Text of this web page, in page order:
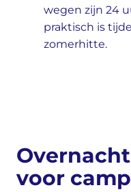
wegen zijn 24
praktisch is
zomerhitte.
voor